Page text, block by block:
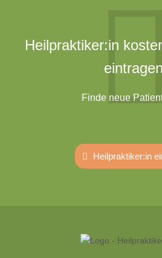
Heilpraktiker:in
Finde neue
Heilpraktiker:in